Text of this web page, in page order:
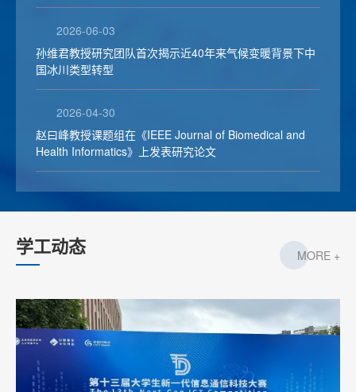
2026-06-03
孙维君教授研究团队首次揭示近40年来气候变暖背景下中
国冰川类型转型
2026-04-30
赵曰峰教授课题组在《IEEE Journal of Biomedical and
Health Informatics》上发表研究论文
学工动态 MORE +